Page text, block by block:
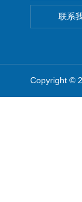
联系
Copyright ©